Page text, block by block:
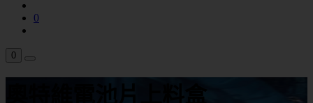
0
0
奧特維電池片上料盒